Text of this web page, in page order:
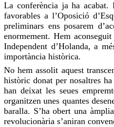
La conferència ja ha
favorables a l’Oposició
preliminars ens posarem
enormement. Hem aconseguit
Independent d’Holanda, a
importància històrica.
No hemassolit aquest
històric donat per nosaltres
han deixat les seues
organitzen unes quantes
baralla. S’ha obert una
revolucionària s’aniran